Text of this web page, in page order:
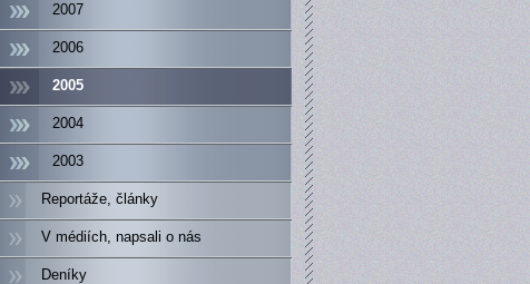
2007
2006
2005
2004
2003
Reportáže, články
V médiích, napsali o nás
Deníky